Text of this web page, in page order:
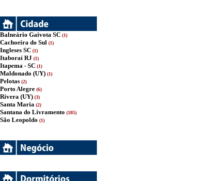
Balneário Gaivota SC (1)
Cachoeira do Sul (1)
Ingleses SC (1)
Itaboraí RJ (1)
Itapema - SC (1)
Maldonado (UY) (1)
Pelotas (2)
Porto Alegre (6)
Rivera (UY) (3)
Santa Maria (2)
Santana do Livramento (185)
São Leopoldo (1)